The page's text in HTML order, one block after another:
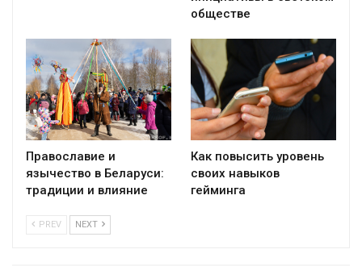
обществе
Православие и
язычество в Беларуси:
традиции и влияние
Как повысить уровень
своих навыков
гейминга
PREV NEXT